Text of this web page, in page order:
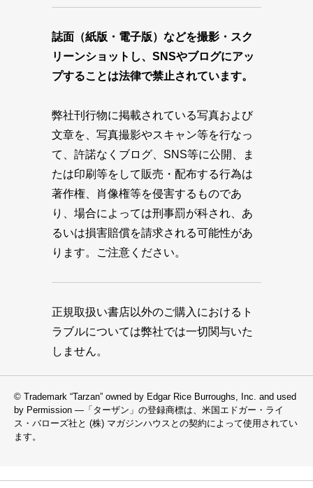
誌面（紙版・電子版）などを撮影・スク
リーンショットし、SNSやブログにアッ
プすることは法律で禁止されています。
弊社刊行物に掲載されている写真および
文章を、写真撮影やスキャン等を行なっ
て、許諾なくブログ、SNS等に公開、ま
たは印刷等をして販売・配布する行為は
著作権、肖像権等を侵害するものであ
り、場合によっては刑事罰が科され、あ
るいは損害賠償を請求される可能性があ
ります。ご注意ください。
正規取扱い書店以外のご購入におけるト
ラブルについては弊社では一切関与いた
しません。
© Trademark “Tarzan” owned by Edgar Rice Burroughs, Inc. and used
by Permission —「ターザン」の登録商標は、米国エドガー・ライ
ス・バローズ社と (株) マガジンハウスとの契約によって使用されてい
ます。